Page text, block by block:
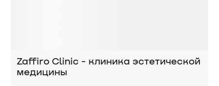
Zaffiro Clinic - клиника эстетической
медицины